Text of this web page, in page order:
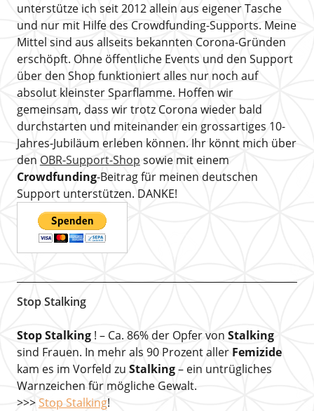
unterstütze ich seit 2012 allein aus eigener Tasche
und nur mit Hilfe des Crowdfunding-Supports. Meine
Mittel sind aus allseits bekannten Corona-Gründen
erschöpft. Ohne öffentliche Events und den Support
über den Shop funktioniert alles nur noch auf
absolut kleinster Sparflamme. Hoffen wir
gemeinsam, dass wir trotz Corona wieder bald
durchstarten und miteinander ein grossartiges 10-
Jahres-Jubiläum erleben können. Ihr könnt mich über
den OBR-Support-Shop sowie mit einem
Crowdfunding-Beitrag für meinen deutschen
Support unterstützen. DANKE!
Stop Stalking
Stop Stalking! – Ca. 86% der Opfer von Stalking
sind Frauen. In mehr als 90 Prozent aller Femizide
kam es im Vorfeld zu Stalking– ein untrügliches
Warnzeichen für mögliche Gewalt.
>>>Stop Stalking!